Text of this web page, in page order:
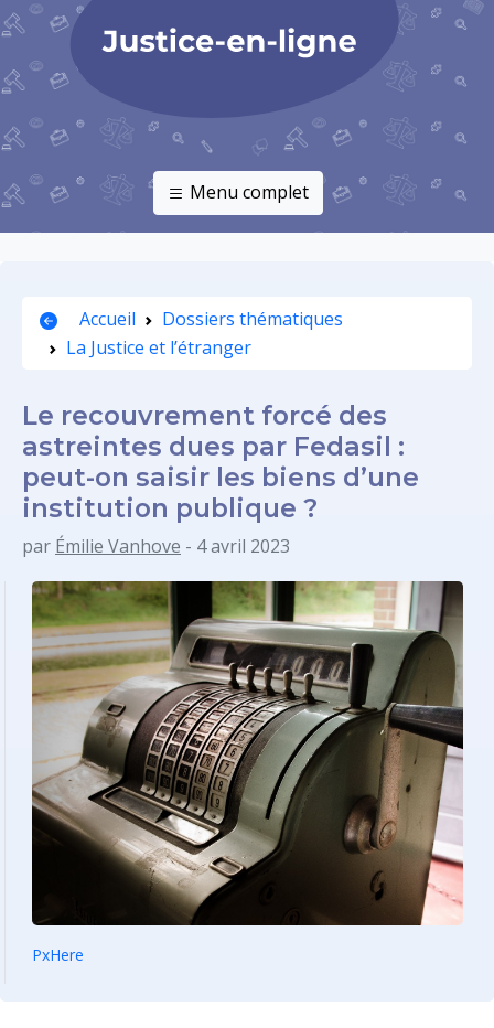
Menu complet
Accueil
Dossiers thématiques
La Justice et l’étranger
Le recouvrement forcé des
astreintes dues par Fedasil :
peut-on saisir les biens d’une
institution publique ?
par Émilie Vanhove - 4 avril 2023
PxHere